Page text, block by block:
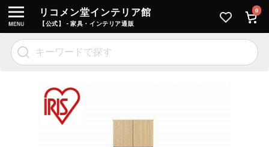
リコメン堂インテリア館
【公式】 - 家具・インテリア通販
0